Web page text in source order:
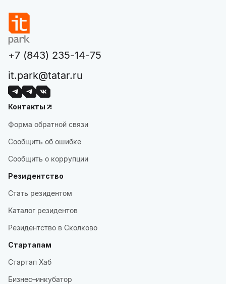
+7 (843) 235-14-75
it.park@tatar.ru
Контакты
Форма обратной связи
Сообщить об ошибке
Сообщить о коррупции
Резидентство
Стать резидентом
Каталог резидентов
Резидентство в Сколково
Стартапам
Стартап Хаб
Бизнес–инкубатор